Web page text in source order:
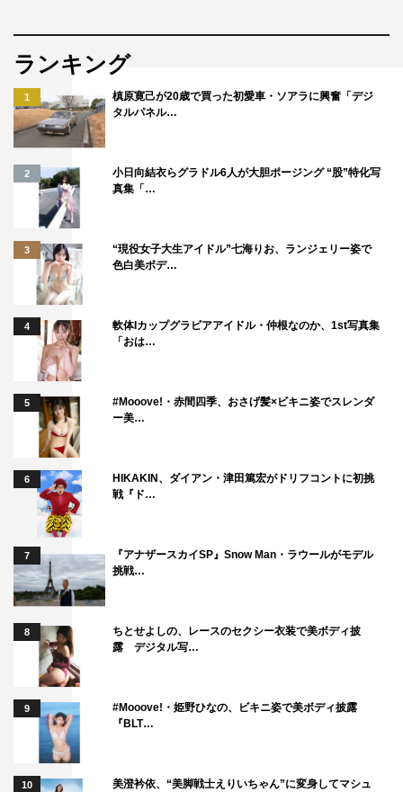
ランキング
1
槙原寛己が20歳で買った初愛車・ソアラに興奮「デジ
タルパネル…
2
小日向結衣らグラドル6人が大胆ポージング “股”特化写
真集「…
3
“現役女子大生アイドル”七海りお、ランジェリー姿で
色白美ボデ…
4
軟体Iカップグラビアアイドル・仲根なのか、1st写真集
「おは…
5
#Mooove!・赤間四季、おさげ髪×ビキニ姿でスレンダ
ー美…
6
HIKAKIN、ダイアン・津田篤宏がドリフコントに初挑
戦『ド…
7
『アナザースカイSP』Snow Man・ラウールがモデル
挑戦…
8
ちとせよしの、レースのセクシー衣装で美ボディ披
露 デジタル写…
9
#Mooove!・姫野ひなの、ビキニ姿で美ボディ披露
『BLT…
10 美澄衿依、“美脚戦士えりいちゃん”に変身してマシュ